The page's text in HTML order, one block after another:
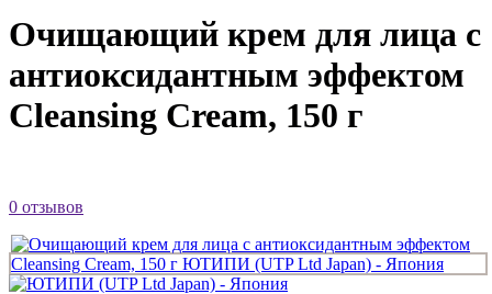
Очищающий крем для лица с
антиоксидантным эффектом
Cleansing Cream, 150 г
0 отзывов